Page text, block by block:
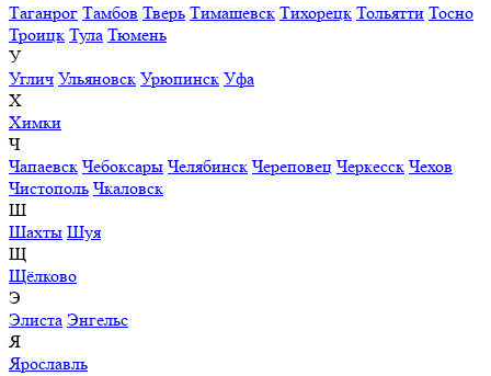
Таганрог Тамбов Тверь Тимашевск Тихорецк Тольятти Тосно
Троицк Тула Тюмень
У
Углич Ульяновск Урюпинск Уфа
Х
Химки
Ч
Чапаевск Чебоксары Челябинск Череповец Черкесск Чехов
Чистополь Чкаловск
Ш
Шахты Шуя
Щ
Щёлково
Э
Элиста Энгельс
Я
Ярославль